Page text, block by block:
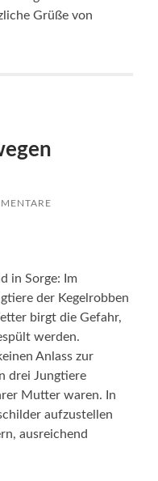
Grüße von
in Sorge: Im
der Kegelrobben
birgt die Gefahr,
werden.
Anlass zur
drei Jungtiere
Mutter waren. In
aufzustellen
ausreichend